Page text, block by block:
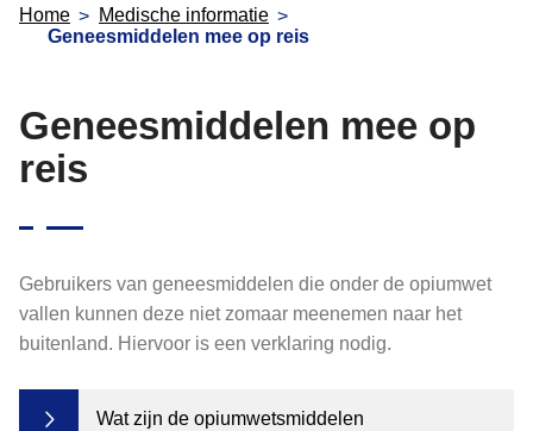
Home
Medische informatie
Geneesmiddelen mee op reis
Geneesmiddelen mee op
reis
Gebruikers van geneesmiddelen die onder de opiumwet
vallen kunnen deze niet zomaar meenemen naar het
buitenland. Hiervoor is een verklaring nodig.
Wat zijn de opiumwetsmiddelen